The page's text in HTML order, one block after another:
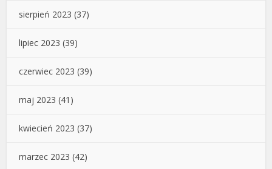
sierpień 2023 (37)
lipiec 2023 (39)
czerwiec 2023 (39)
maj 2023 (41)
kwiecień 2023 (37)
marzec 2023 (42)